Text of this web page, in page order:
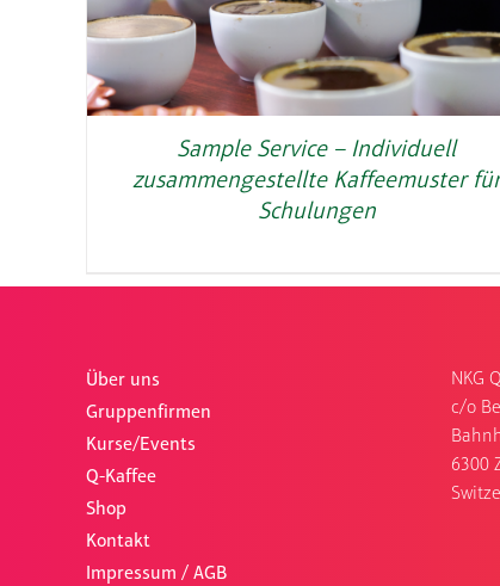
Sample Service – Individuell
zusammengestellte Kaffeemuster für
Schulungen
Über uns
Gruppenfirmen
Kurse/Events
Q-Kaffee
Shop
Kontakt
Impressum / AGB
NKG
c/o
6300